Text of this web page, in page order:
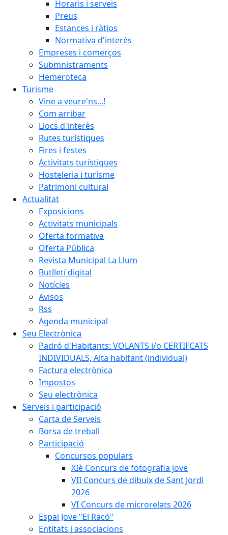
Horaris i serveis
Preus
Estances i ràtios
Normativa d'interès
Empreses i comerços
Submnistraments
Hemeroteca
Turisme
Vine a veure'ns...!
Com arribar
Llocs d'interès
Rutes turístiques
Fires i festes
Activitats turístiques
Hosteleria i turísme
Patrimoni cultural
Actualitat
Exposicions
Activitats municipals
Oferta formativa
Oferta Pública
Revista Municipal La Llum
Butlletí digital
Notícies
Avisos
Rss
Agenda municipal
Seu Electrònica
Padró d'Habitants: VOLANTS i/o CERTIFCATS
INDIVIDUALS, Alta habitant (individual)
Factura electrònica
Impostos
Seu electrònica
Serveis i participació
Carta de Serveis
Borsa de treball
Participació
Concursos populars
XIè Concurs de fotografia jove
VII Concurs de dibuix de Sant Jordi
2026
VI Concurs de microrelats 2026
Espai Jove "El Racó"
Entitats i associacions